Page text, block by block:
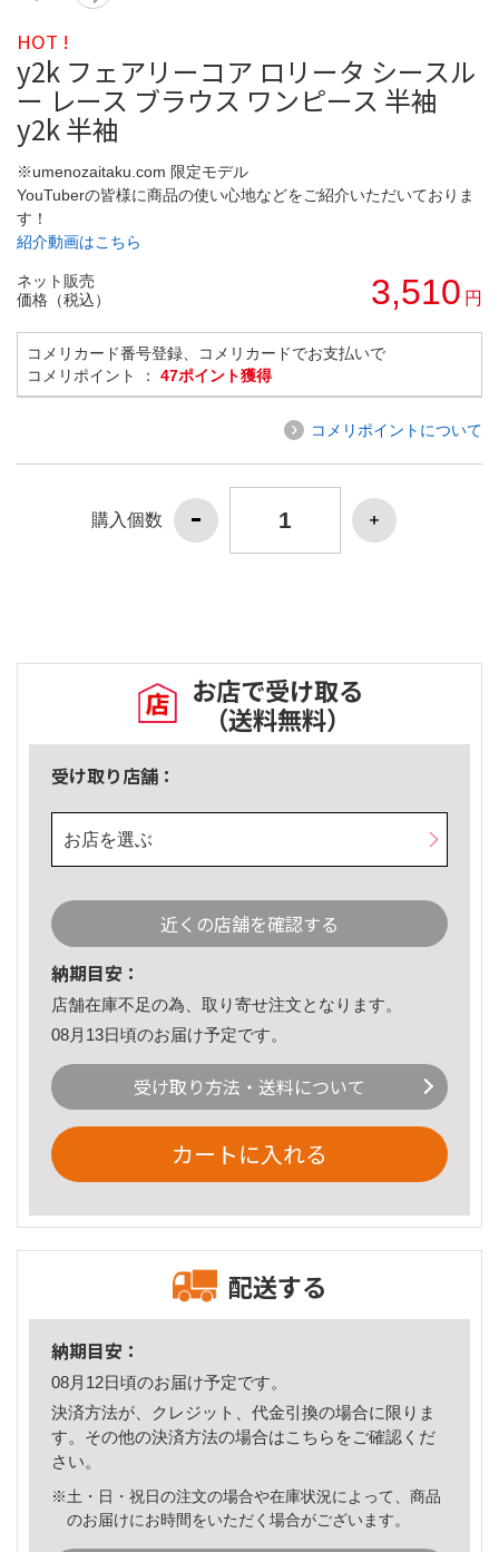
HOT !
y2k フェアリーコア ロリータ シースル
ー レース ブラウス ワンピース 半袖
y2k 半袖
※umenozaitaku.com 限定モデル
YouTuberの皆様に商品の使い心地などをご紹介いただいておりま
す！
紹介動画はこちら
ネット販売
価格（税込）
3,510 円
コメリカード番号登録、コメリカードでお支払いで
コメリポイント ： 47ポイント獲得
コメリポイントについて
購入個数
お店で受け取る
（送料無料）
受け取り店舗：
お店を選ぶ
近くの店舗を確認する
納期目安：
店舗在庫不足の為、取り寄せ注文となります。
08月13日頃のお届け予定です。
受け取り方法・送料について
カートに入れる
配送する
納期目安：
08月12日頃のお届け予定です。
決済方法が、クレジット、代金引換の場合に限りま
す。その他の決済方法の場合はこちら をご確認くだ
さい。
※土・日・祝日の注文の場合や在庫状況によって、商品
のお届けにお時間をいただく場合がございます。